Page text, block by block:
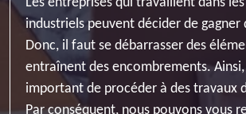
industriels peuvent décider de gagner
Donc, il faut se débarrasser des
entraînent des encombrements.
important de procéder à des travaux
Par conséquent, nous pouvons vous